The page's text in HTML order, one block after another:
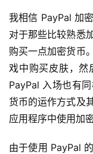
我相信 PayPal 加
对于那些比较熟悉
购买一点加密货币
戏中购买皮肤，然
PayPal 入场也有
货币的运作方式及
应用程序中使用加密
由于使用 PayPal